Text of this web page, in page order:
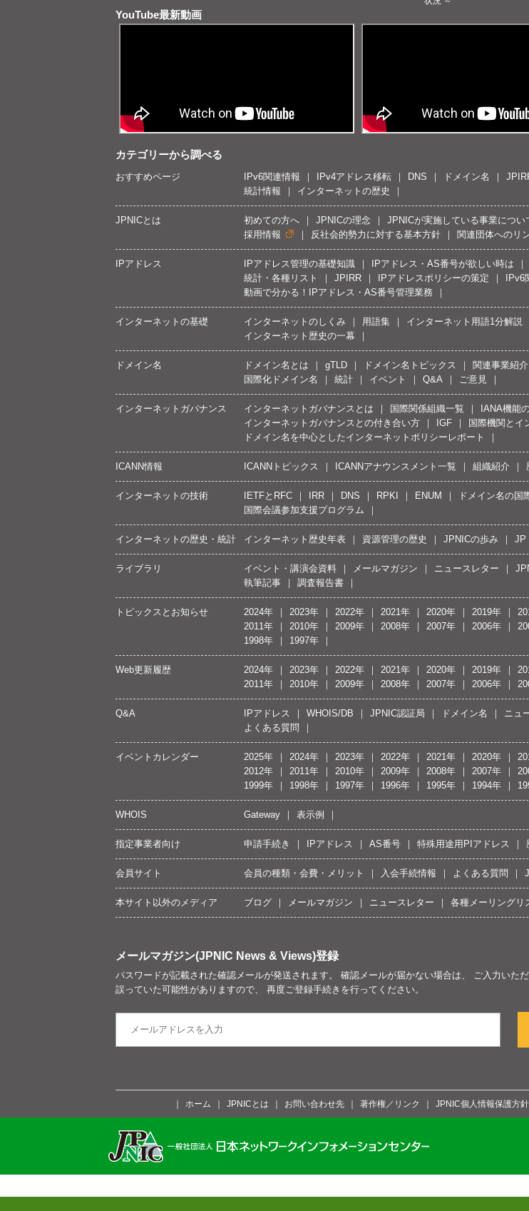
YouTube最新動画
カテゴリーから調べる
おすすめページ IPv6関連情報 IPv4アドレス移転 DNS ドメイン名
統計情報
インターネットの歴史
JPNICとは 初めての方へ JPNICの理念 JPNICが実施している事業につい
採用情報
反社会的勢力に対する基本方針 関連団体へのリ
IPアドレス IPアドレス管理の基礎知識 IPアドレス・AS番号が欲しい時は
統計・各種リスト
JPIRR IPアドレスポリシーの策定 IPv6
動画で分かる！IPアドレス・AS番号管理業務
インターネットの基礎 インターネットのしくみ 用語集 インターネット用語1分解説
インターネット歴史の一幕
ドメイン名 ドメイン名とは gTLD ドメイン名トピックス 関連事業紹介
国際化ドメイン名
統計 イベント Q&A ご意見
インターネットガバナンス インターネットガバナンスとは 国際関係組織一覧 IANA機能
インターネットガバナンスとの付き合い方
IGF 国際機関とイ
ドメイン名を中心としたインターネットポリシーレポート
ICANN情報 ICANNトピックス ICANNアナウンスメント一覧 組織紹介
インターネットの技術 IETFとRFC IRR DNS RPKI ENUM ドメイン名の国
国際会議参加支援プログラム
インターネットの歴史・統計 インターネット歴史年表 資源管理の歴史 JPNICの歩み JP
ライブラリ イベント・講演会資料 メールマガジン ニュースレター
執筆記事
調査報告書
トピックスとお知らせ 2024年 2023年 2022年 2021年 2020年 2019年
2011年
2010年 2009年 2008年 2007年 2006年
1998年
1997年
Web更新履歴 2024年 2023年 2022年 2021年 2020年 2019年
2011年
2010年 2009年 2008年 2007年 2006年
Q&A IPアドレス WHOIS/DB JPNIC認証局 ドメイン名 ニュ
よくある質問
イベントカレンダー 2025年 2024年 2023年 2022年 2021年 2020年
2012年
2011年 2010年 2009年 2008年 2007年
1999年
1998年 1997年 1996年 1995年 1994年
WHOIS Gateway 表示例
指定事業者向け 申請手続き IPアドレス AS番号 特殊用途用PIアドレス
会員サイト 会員の種類・会費・メリット 入会手続情報 よくある質問
本サイト以外のメディア ブログ メールマガジン ニュースレター 各種メーリングリ
メールマガジン(JPNIC News & Views)登録
パスワードが記載された確認メールが発送されます。 確認メールが届かない場合は、 ご入力いた
誤っていた可能性がありますので、 再度ご登録手続きを行ってください。
ホーム JPNICとは お問い合わせ先 著作権／リンク JPNIC個人情報保護方針